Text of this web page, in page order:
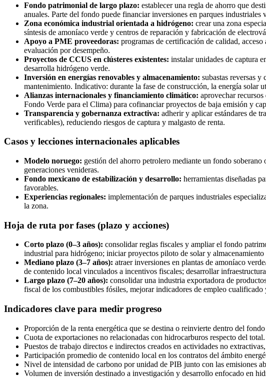
Fondo patrimonial de largo plazo: establecer una regla de ahorro que
anuales. Parte del fondo puede financiar inversiones en parques
Zona económica industrial orientada a hidrógeno: crear una zona
síntesis de amoníaco verde y centros de reparación y fabricación de
Apoyo a PME proveedoras: programas de certificación de calidad,
evaluación por desempeño.
Proyectos de CCUS en clústeres existentes: instalar unidades de captura
desarrolla hidrógeno verde.
Inversión en energías renovables y almacenamiento: subastas reversas
mantenimiento. Indicativo: durante la fase de construcción, la energía solar
Alianzas internacionales y financiamiento climático: aprovechar
Fondo Verde para el Clima) para cofinanciar proyectos de baja emisión y
Transparencia y gobernanza extractiva: adherir y aplicar estándares de
verificables), reduciendo riesgos de captura y malgasto de renta.
Casos y lecciones internacionales aplicables
Modelo noruego: gestión del ahorro petrolero mediante un fondo
generaciones venideras.
Fondo mexicano de estabilización y desarrollo: herramientas diseñadas
favorables.
Experiencias regionales: implementación de parques industriales
la zona.
Hoja de ruta por fases (plazo y acciones)
Corto plazo (0–3 años): consolidar reglas fiscales y ampliar el fondo
industrial para hidrógeno; iniciar proyectos piloto de solar y
Mediano plazo (3–7 años): atraer inversiones en plantas de amoníaco
de contenido local vinculados a incentivos fiscales; desarrollar
Largo plazo (7–20 años): consolidar una industria exportadora de
fiscal de los combustibles fósiles, mejorar indicadores de empleo
Indicadores clave para medir progreso
Proporción de la renta energética que se destina o reinvierte dentro del
Cuota de exportaciones no relacionadas con hidrocarburos respecto del total.
Puestos de trabajo directos e indirectos creados en actividades no
Participación promedio de contenido local en los contratos del ámbito
Nivel de intensidad de carbono por unidad de PIB junto con las emisiones
Volumen de inversión destinado a investigación y desarrollo enfocado en